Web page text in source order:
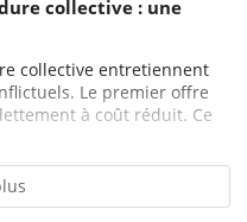
collective : une
collective entretiennent
Le premier offre
à coût réduit. Ce